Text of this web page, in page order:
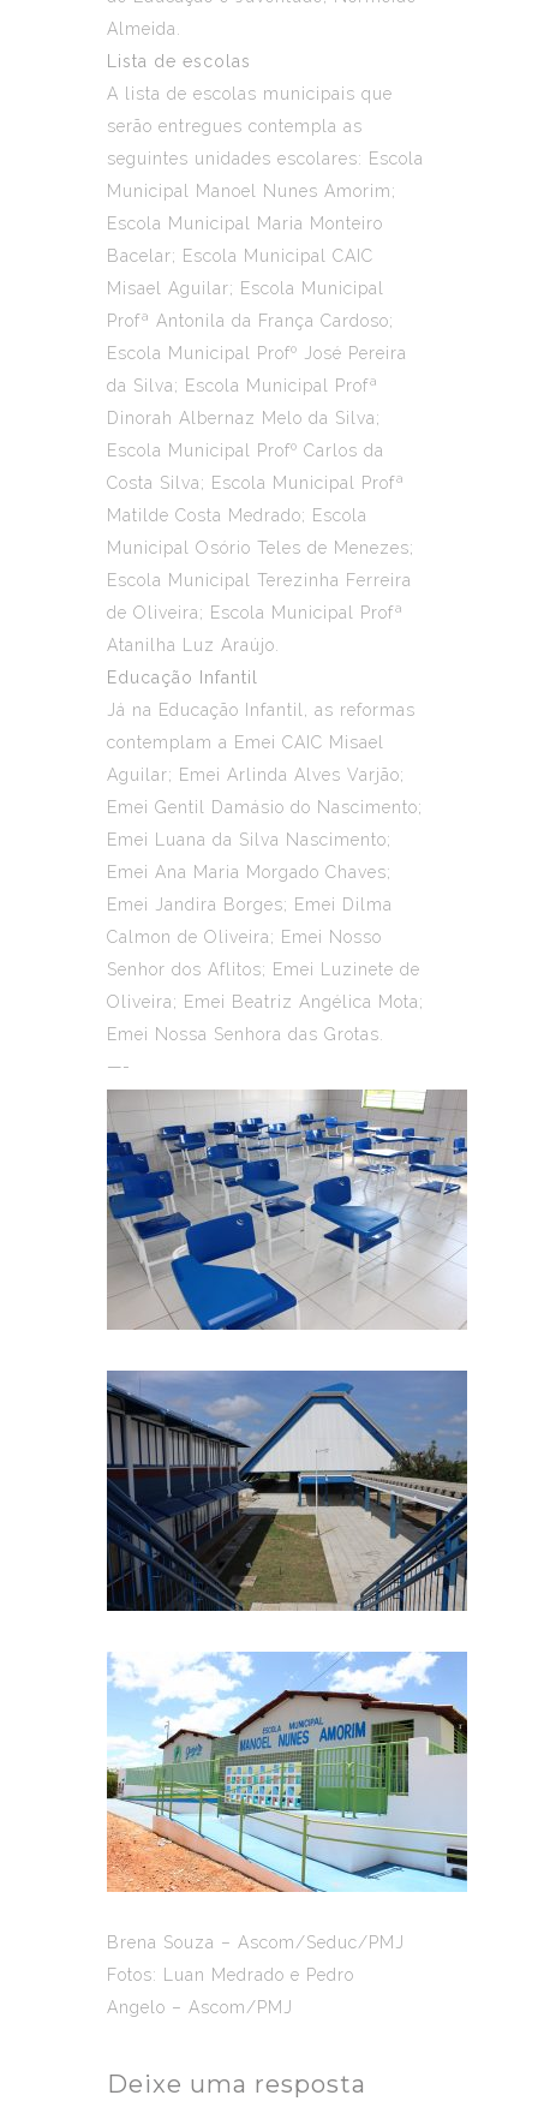
Almeida.
Lista de escolas
A lista de escolas municipais que
serão entregues contempla as
seguintes unidades escolares: Escola
Municipal Manoel Nunes Amorim;
Escola Municipal Maria Monteiro
Bacelar; Escola Municipal CAIC
Misael Aguilar; Escola Municipal
Profª Antonila da França Cardoso;
Escola Municipal Profº José Pereira
da Silva; Escola Municipal Profª
Dinorah Albernaz Melo da Silva;
Escola Municipal Profº Carlos da
Costa Silva; Escola Municipal Profª
Matilde Costa Medrado; Escola
Municipal Osório Teles de Menezes;
Escola Municipal Terezinha Ferreira
de Oliveira; Escola Municipal Profª
Atanilha Luz Araújo.
Educação Infantil
Já na Educação Infantil, as reformas
contemplam a Emei CAIC Misael
Aguilar; Emei Arlinda Alves Varjão;
Emei Gentil Damásio do Nascimento;
Emei Luana da Silva Nascimento;
Emei Ana Maria Morgado Chaves;
Emei Jandira Borges; Emei Dilma
Calmon de Oliveira; Emei Nosso
Senhor dos Aflitos; Emei Luzinete de
Oliveira; Emei Beatriz Angélica Mota;
Emei Nossa Senhora das Grotas.
—-
Brena Souza – Ascom/Seduc/PMJ
Fotos: Luan Medrado e Pedro
Angelo – Ascom/PMJ
Deixe uma resposta